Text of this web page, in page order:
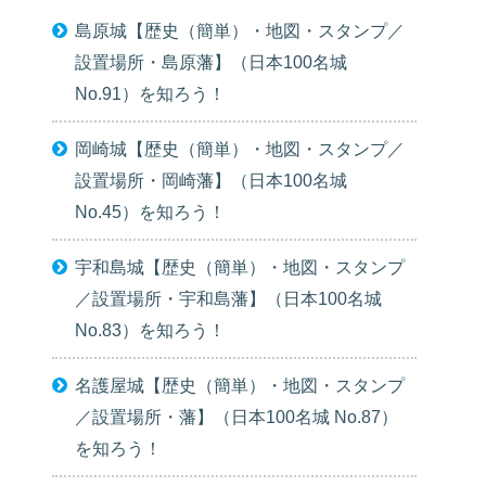
島原城【歴史（簡単）・地図・スタンプ／
設置場所・島原藩】（日本100名城
No.91）を知ろう！
岡崎城【歴史（簡単）・地図・スタンプ／
設置場所・岡崎藩】（日本100名城
No.45）を知ろう！
宇和島城【歴史（簡単）・地図・スタンプ
／設置場所・宇和島藩】（日本100名城
No.83）を知ろう！
名護屋城【歴史（簡単）・地図・スタンプ
／設置場所・藩】（日本100名城 No.87）
を知ろう！